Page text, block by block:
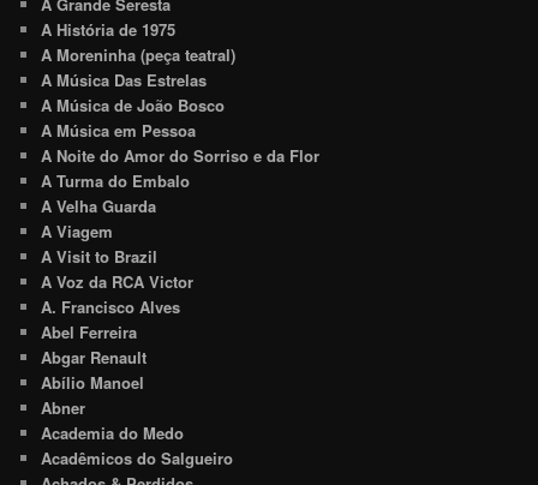
A História de 1975
A Moreninha (peça teatral)
A Música Das Estrelas
A Música de João Bosco
A Música em Pessoa
A Noite do Amor do Sorriso e da Flor
A Turma do Embalo
A Velha Guarda
A Viagem
A Visit to Brazil
A Voz da RCA Victor
A. Francisco Alves
Abel Ferreira
Abgar Renault
Abílio Manoel
Abner
Academia do Medo
Acadêmicos do Salgueiro